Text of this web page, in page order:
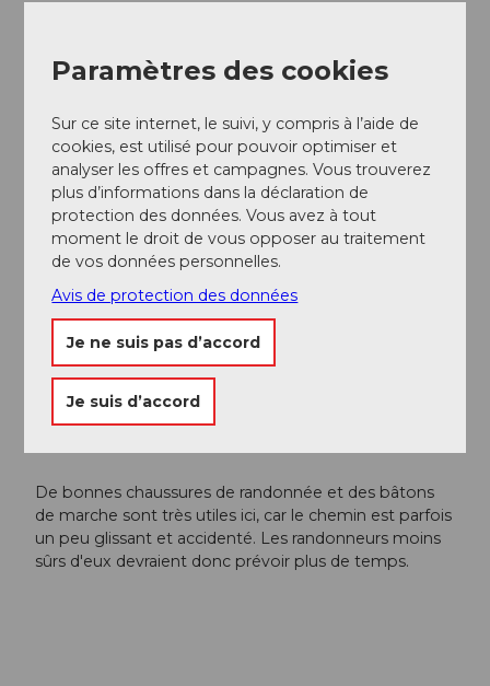
Transports en commun
En bus ou en bateau jusqu'à Vitznau. À pied jusqu'à la
station de départ du téléphérique Hinterbergen.
Montée en téléphérique (fonctionnement à jetons).
Horaire
Auteur(e)
Gäste-Service Rigi
Gäste-Service Rigi
De bonnes chaussures de randonnée et des bâtons
de marche sont très utiles ici, car le chemin est parfois
un peu glissant et accidenté. Les randonneurs moins
sûrs d'eux devraient donc prévoir plus de temps.
Paramètres des cookies
Sur ce site internet, le suivi, y compris à l’aide de
cookies, est utilisé pour pouvoir optimiser et
analyser les offres et campagnes. Vous trouverez
plus d’informations dans la déclaration de
protection des données. Vous avez à tout
moment le droit de vous opposer au traitement
de vos données personnelles.
Avis de protection des données
Je ne suis pas d’accord
Je suis d’accord